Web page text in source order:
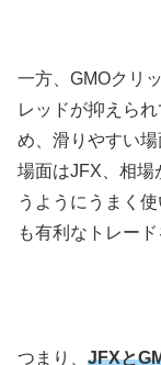
一方、GMOクリ
レッドが抑えら
め、滑りやすい
場面はJFX、相場
うようにうまく
も有利なトレード
つまり、 JFXと